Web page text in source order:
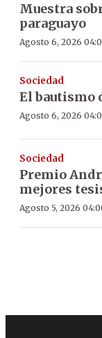
Muestra
paraguayo
Agosto 6, 2026
Sociedad
El bautismo
Agosto 6, 2026
Sociedad
Premio
mejores
Agosto 5, 2026